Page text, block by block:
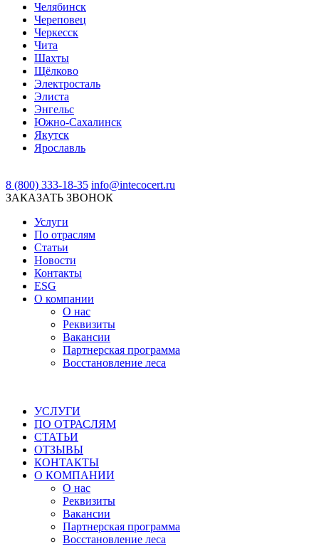
Челябинск
Череповец
Черкесск
Чита
Шахты
Щёлково
Электросталь
Элиста
Энгельс
Южно-Сахалинск
Якутск
Ярославль
8 (800) 333-18-35 info@intecocert.ru
ЗАКАЗАТЬ ЗВОНОК
Услуги
По отраслям
Статьи
Новости
Контакты
ESG
О компании
О нас
Реквизиты
Вакансии
Партнерская программа
Восстановление леса
УСЛУГИ
ПО ОТРАСЛЯМ
СТАТЬИ
ОТЗЫВЫ
КОНТАКТЫ
О КОМПАНИИ
О нас
Реквизиты
Вакансии
Партнерская программа
Восстановление леса